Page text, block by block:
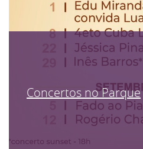
Concertos no Parque